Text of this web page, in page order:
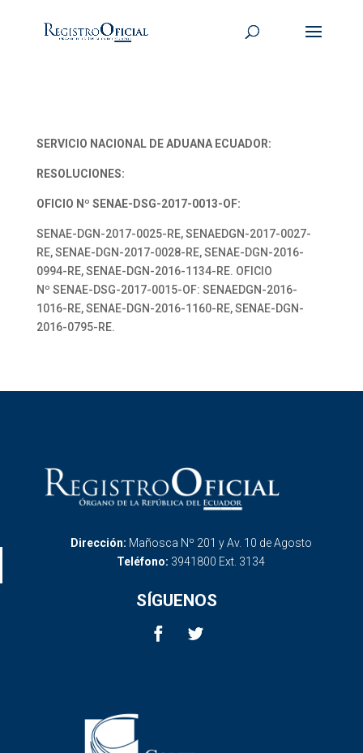
SERVICIO NACIONAL DE ADUANA ECUADOR:
RESOLUCIONES:
OFICIO Nº SENAE-DSG-2017-0013-OF:
SENAE-DGN-2017-0025-RE, SENAEDGN-2017-0027-
RE, SENAE-DGN-2017-0028-RE, SENAE-DGN-2016-
0994-RE, SENAE-DGN-2016-1134-RE. OFICIO
Nº SENAE-DSG-2017-0015-OF: SENAEDGN-2016-
1016-RE, SENAE-DGN-2016-1160-RE, SENAE-DGN-
2016-0795-RE.
Dirección: Mañosca Nº 201 y Av. 10 de Agosto
Teléfono: 3941800 Ext. 3134
SÍGUENOS